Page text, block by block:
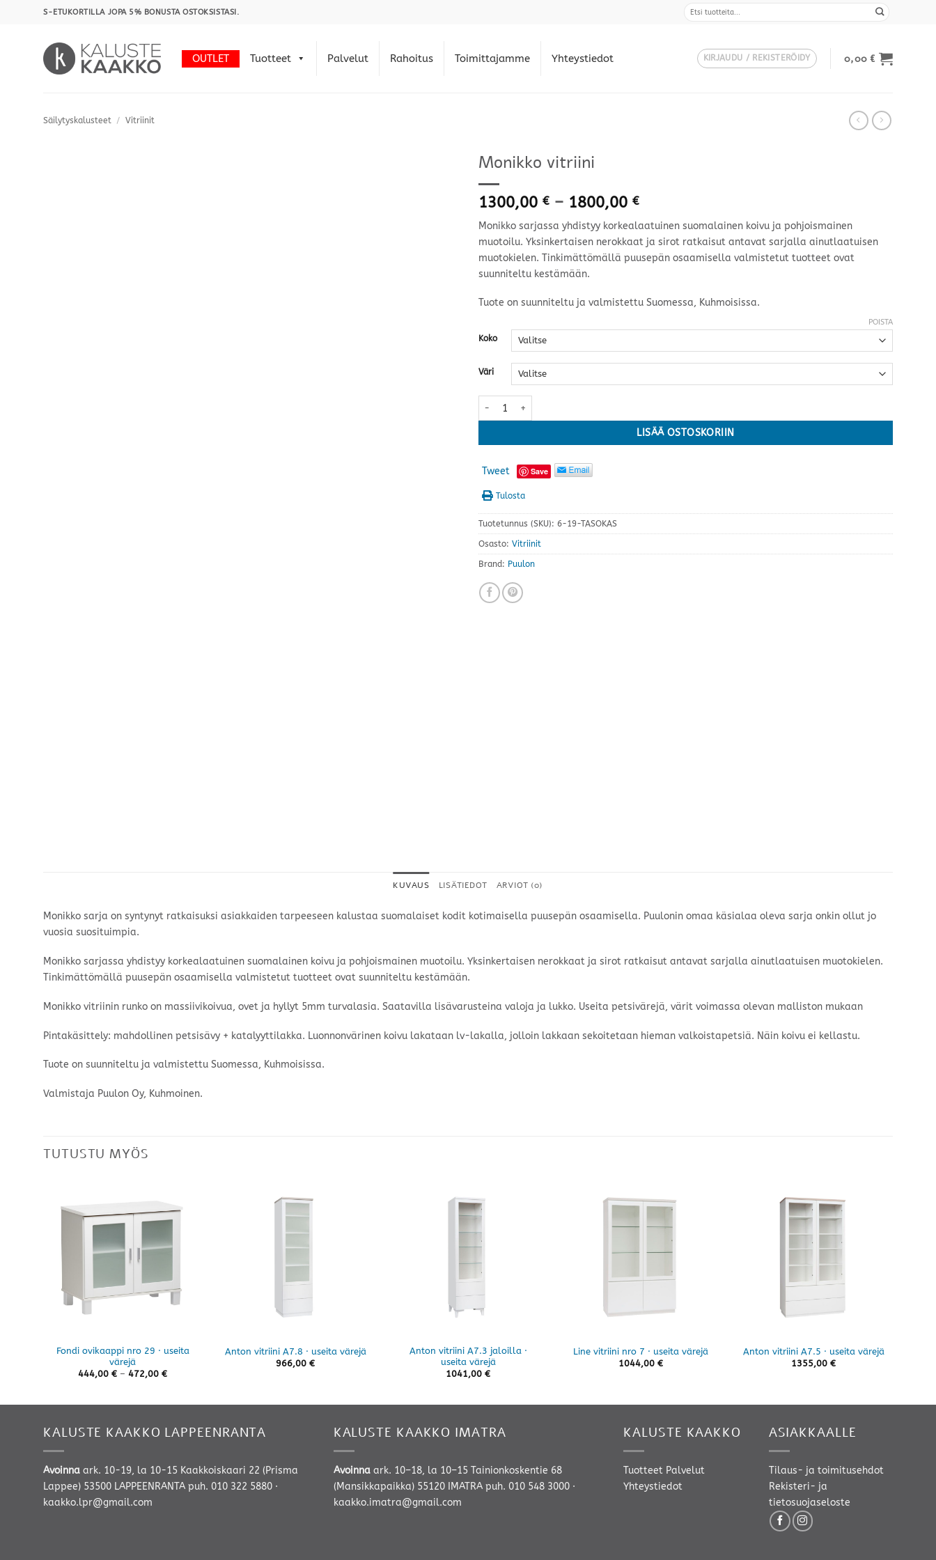
S-ETUKORTILLA JOPA 5% BONUSTA OSTOKSISTASI.
OUTLET Tuotteet Palvelut Rahoitus Toimittajamme Yhteystiedot KIRJAUDU / REKISTERÖIDY 0,00€
Säilytyskalusteet / Vitriinit
Monikko vitriini
1300,00 € – 1800,00 €Hintaluokka:
-
1800,00 €
Monikko sarjassa yhdistyy korkealaatuinen suomalainen koivu ja pohjoismainen
muotoilu. Yksinkertaisen nerokkaat ja sirot ratkaisut antavat sarjalla ainutlaatuisen
muotokielen. Tinkimättömällä puusepän osaamisella valmistetut tuotteet ovat
suunniteltu kestämään.
Tuote on suunniteltu ja valmistettu Suomessa, Kuhmoisissa.
Koko
Väri
POISTA
Monikko vitriini määrä
LISÄÄ OSTOSKORIIN
Tweet Save
Tulosta
Tuotetunnus (SKU): 6-19-TASOKAS
Osasto: Vitriinit
Brand: Puulon
KUVAUS LISÄTIEDOT ARVIOT (0)
Monikko sarja on syntynyt ratkaisuksi asiakkaiden tarpeeseen kalustaa suomalaiset kodit kotimaisella puusepän osaamisella. Puulonin omaa käsialaa oleva sarja onkin ollut jo
vuosia suosituimpia.
Monikko sarjassa yhdistyy korkealaatuinen suomalainen koivu ja pohjoismainen muotoilu. Yksinkertaisen nerokkaat ja sirot ratkaisut antavat sarjalla ainutlaatuisen muotokielen.
Tinkimättömällä puusepän osaamisella valmistetut tuotteet ovat suunniteltu kestämään.
Monikko vitriinin runko on massiivikoivua, ovet ja hyllyt 5mm turvalasia. Saatavilla lisävarusteina valoja ja lukko. Useita petsivärejä, värit voimassa olevan malliston mukaan
Pintakäsittely: mahdollinen petsisävy + katalyyttilakka. Luonnonvärinen koivu lakataan lv-lakalla, jolloin lakkaan sekoitetaan hieman valkoistapetsiä. Näin koivu ei kellastu.
Tuote on suunniteltu ja valmistettu Suomessa, Kuhmoisissa.
Valmistaja Puulon Oy, Kuhmoinen.
TUTUSTU MYÖS
Fondi ovikaappi nro 29 · useita
värejä
444,00 € – 472,00 €Hintaluokka:
Anton vitriini A7.8 · useita värejä
966,00 €
Anton vitriini A7.3 jaloilla ·
useita värejä
1041,00 €
Line vitriini nro 7 · useita värejä
1044,00 €
Anton vitriini A7.5 · useita värejä
1355,00 €
KALUSTE KAAKKO LAPPEENRANTA
Avoinna ark. 10-19, la 10-15 Kaakkoiskaari 22 (Prisma
Lappee) 53500 LAPPEENRANTA puh. 010 322 5880 ·
kaakko.lpr@gmail.com
KALUSTE KAAKKO IMATRA
Avoinnaark. 10–18, la 10–15 Tainionkoskentie 68
(Mansikkapaikka) 55120 IMATRA puh. 010 548 3000·
kaakko.imatra@gmail.com
KALUSTE KAAKKO
Tuotteet Palvelut
Yhteystiedot
ASIAKKAALLE
Tilaus- ja toimitusehdot
Rekisteri- ja
tietosuojaseloste